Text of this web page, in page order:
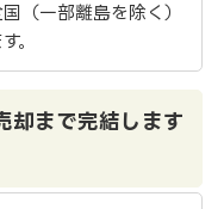
（一部離島を除く）
。
却まで完結します